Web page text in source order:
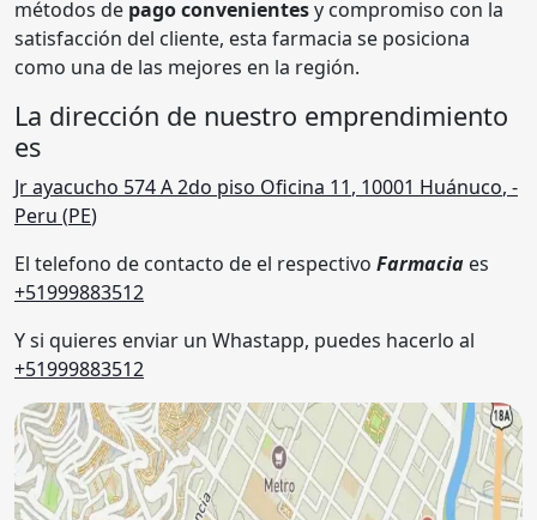
métodos de pago convenientesy compromiso con la
satisfacción del cliente, esta farmacia se posiciona
como una de las mejores en la región.
La dirección de nuestro emprendimiento
es
Jr ayacucho 574 A 2do piso Oficina 11, 10001 Huánuco, -
Peru (PE)
El telefono de contacto de el respectivo Farmacia es
+51999883512
Y si quieres enviar un Whastapp, puedes hacerlo al
+51999883512